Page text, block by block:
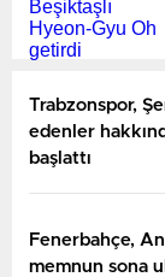
Trabzonspor,
edenler
başlattı
Fenerbahçe,
memnun sona